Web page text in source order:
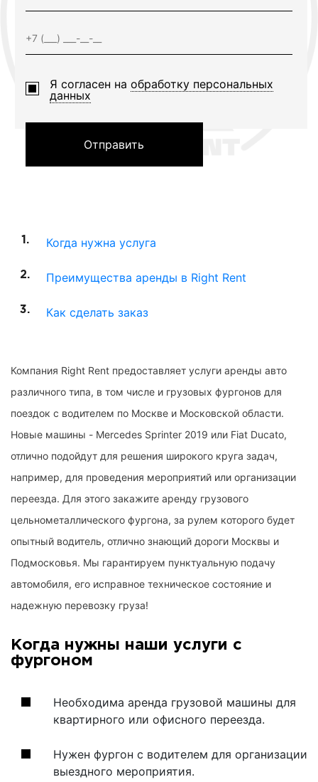
Я согласен на обработку персональных
данных
Отправить
Когда нужна услуга
Преимущества аренды в Right Rent
Как сделать заказ
Компания Right Rent предоставляет услуги аренды авто
различного типа, в том числе и грузовых фургонов для
поездок с водителем по Москве и Московской области.
Новые машины - Mercedes Sprinter 2019 или Fiat Ducato,
отлично подойдут для решения широкого круга задач,
например, для проведения мероприятий или организации
переезда. Для этого закажите аренду грузового
цельнометаллического фургона, за рулем которого будет
опытный водитель, отлично знающий дороги Москвы и
Подмосковья. Мы гарантируем пунктуальную подачу
автомобиля, его исправное техническое состояние и
надежную перевозку груза!
Когда нужны наши услуги с
фургоном
Необходима аренда грузовой машины для
квартирного или офисного переезда.
Нужен фургон с водителем для организации
выездного мероприятия.